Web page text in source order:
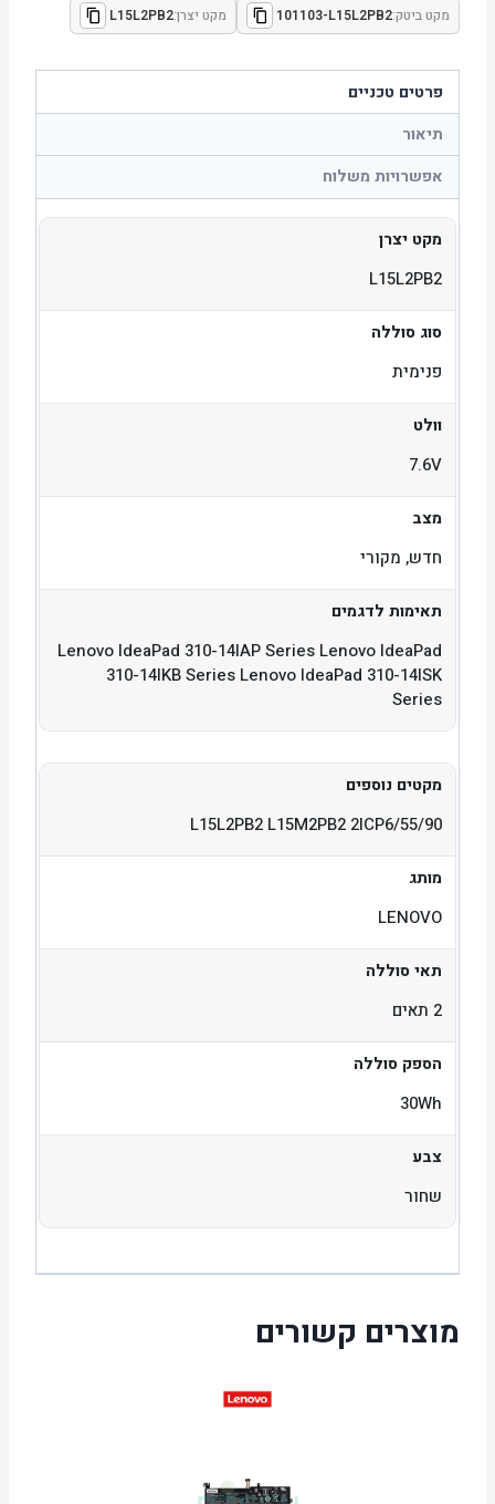
מקט ביטק:101103-L15L2PB2 מקט יצרן:L15L2PB2
פרטים טכניים
תיאור
אפשרויות משלוח
מקט יצרן
L15L2PB2
סוג סוללה
פנימית
וולט
7.6V
מצב
חדש, מקורי
תאימות לדגמים
Lenovo IdeaPad 310-14IAP Series Lenovo IdeaPad
310-14IKB Series Lenovo IdeaPad 310-14ISK
Series
מקטים נוספים
L15L2PB2 L15M2PB2 2ICP6/55/90
מותג
LENOVO
תאי סוללה
2 תאים
הספק סוללה
30Wh
צבע
שחור
מוצרים קשורים